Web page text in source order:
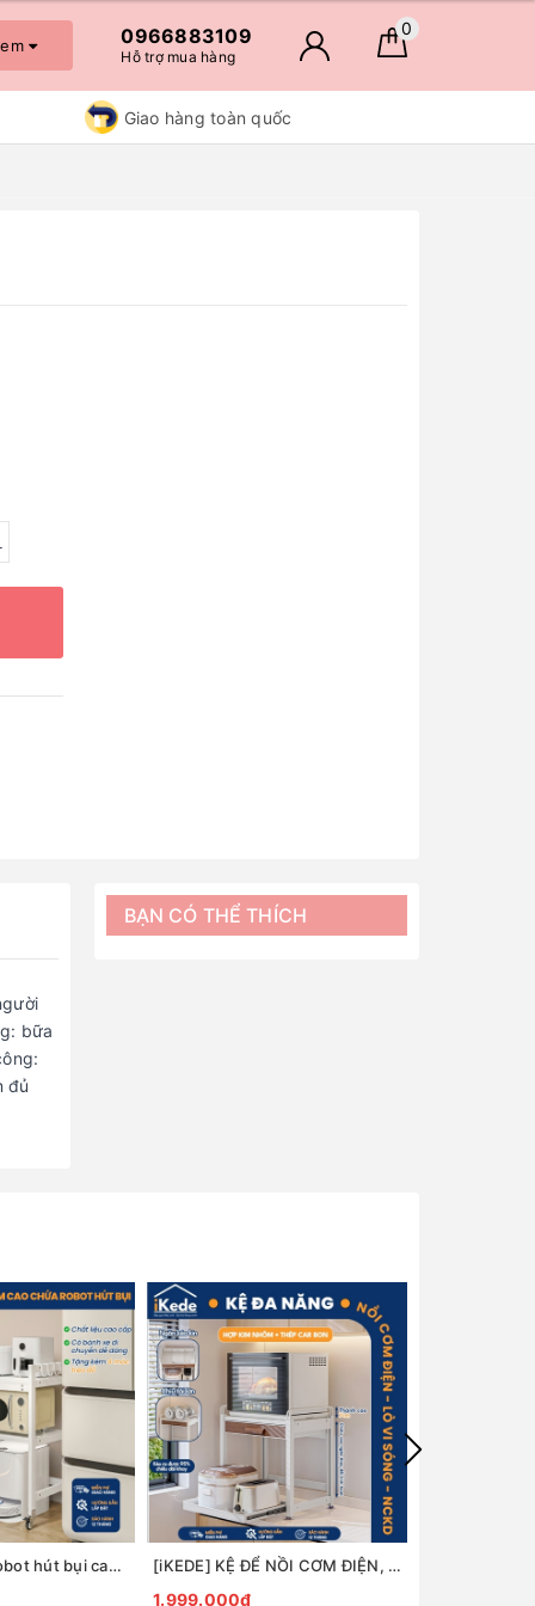
0966883109
Hỗ trợ mua hàng
0
Giao hàng toàn quốc
bữa
đủ
BẠN CÓ THỂ THÍCH
[iKede] Kệ để robot hút bụi cao tầng Kệ lò vi sóng Kệ lò nướng khung hợp kim nhôm ngăn chia nâng hạ [iKEDE] KỆ ĐỂ NỒI CƠM ĐIỆN, LÒ VIBA 2 TẦNG KHAY TRƯỢT, NGĂN KÉO CAO CẤP KỆ BẾP THÔNG MINH
1.999.000₫